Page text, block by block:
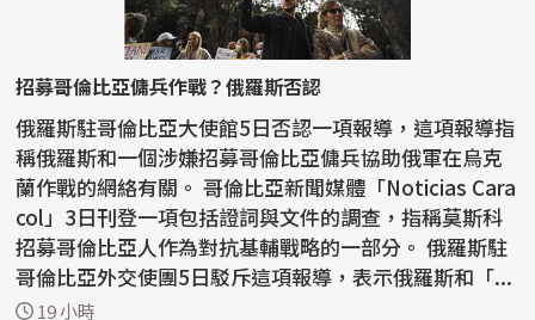
招募哥倫比亞傭兵作戰？俄羅斯否認
俄羅斯駐哥倫比亞大使館5日否認一項報導，這項報導指
稱俄羅斯和一個涉嫌招募哥倫比亞傭兵協助俄軍在烏克
蘭作戰的網絡有關。 哥倫比亞新聞媒體「Noticias Cara
col」3日刊登一項包括證詞與文件的調查，指稱莫斯科
招募哥倫比亞人作為對抗基輔戰略的一部分。 俄羅斯駐
哥倫比亞外交使團5日駁斥這項報導，表示俄羅斯和「...
19 小時